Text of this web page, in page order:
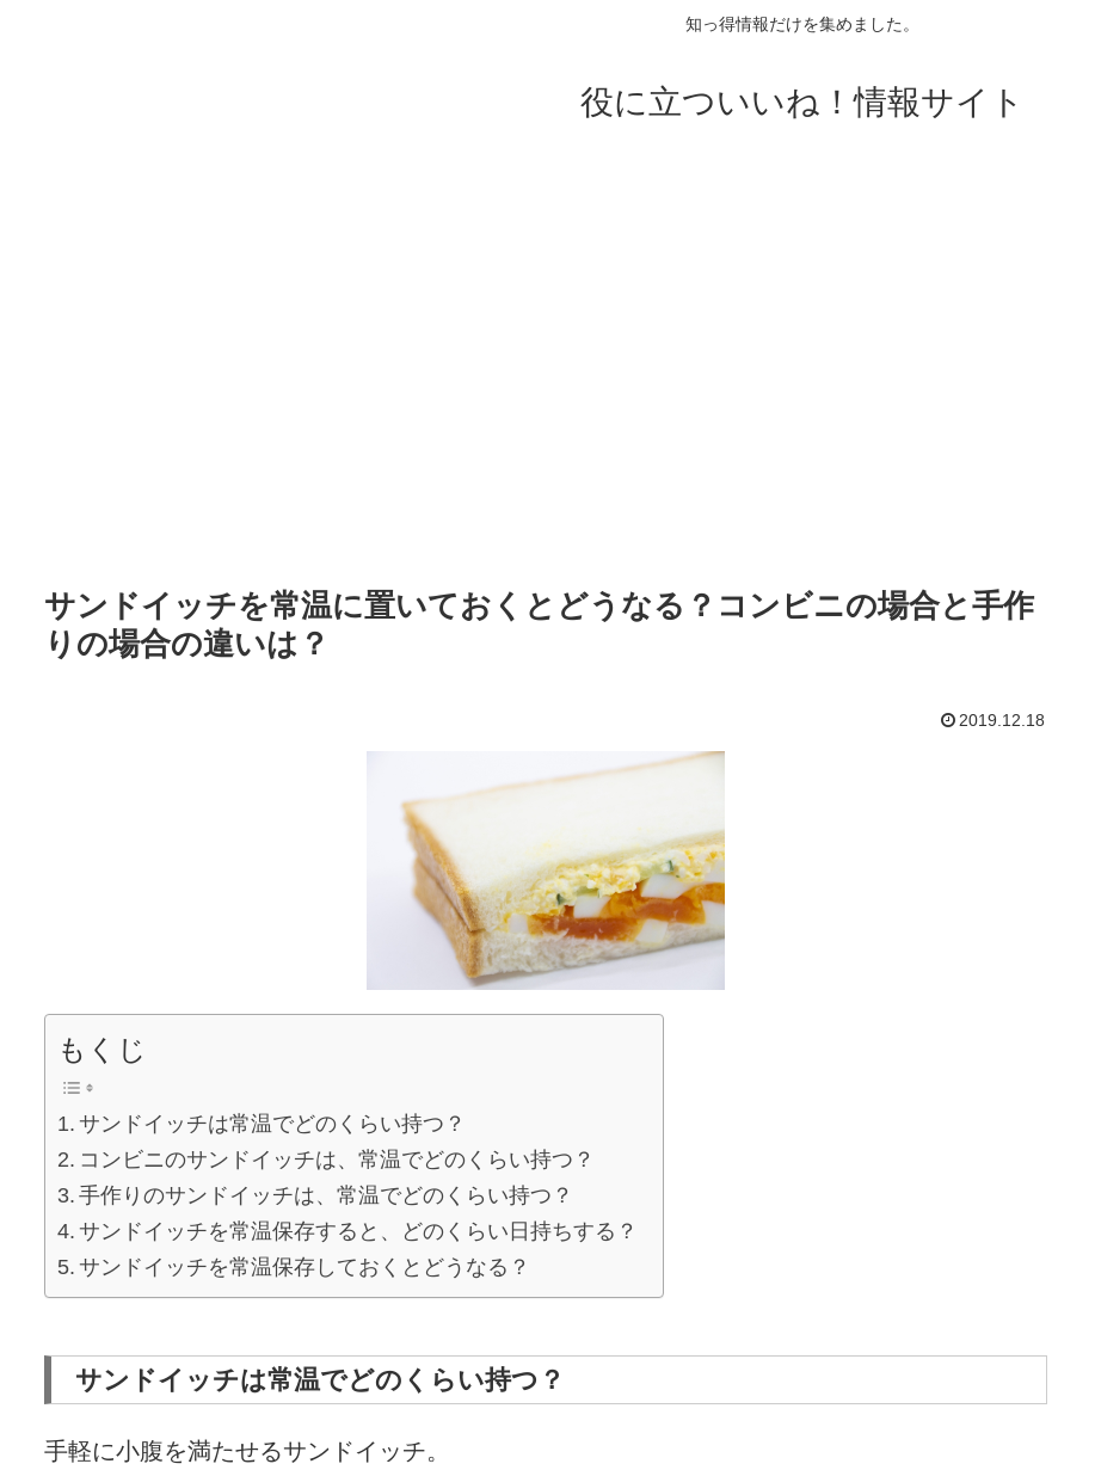
知っ得情報だけを集めました。
役に立ついいね！情報サイト
サンドイッチを常温に置いておくとどうなる？コンビニの場合と手作
りの場合の違いは？
2019.12.18
もくじ
サンドイッチは常温でどのくらい持つ？
コンビニのサンドイッチは、常温でどのくらい持つ？
手作りのサンドイッチは、常温でどのくらい持つ？
サンドイッチを常温保存すると、どのくらい日持ちする？
サンドイッチを常温保存しておくとどうなる？
サンドイッチは常温でどのくらい持つ？
手軽に小腹を満たせるサンドイッチ。